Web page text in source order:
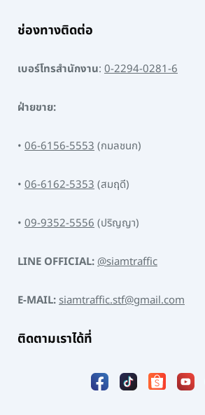
ช่องทางติดต่อ
เบอร์โทรสำนักงาน: 0-2294-0281-6
ฝ่ายขาย:
• 06-6156-5553(กมลชนก)
• 06-6162-5353(สมฤดี)
• 09-9352-5556(ปริญญา)
LINE OFFICIAL:@siamtraffic
E-MAIL:siamtraffic.stf@gmail.com
ติดตามเราได้ที่